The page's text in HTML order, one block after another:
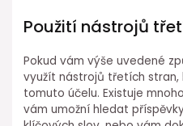
Použití nástrojů
Pokud vám výše uvedené
využít nástrojů třetích stran,
tomuto účelu. Existuje
vám umožní hledat